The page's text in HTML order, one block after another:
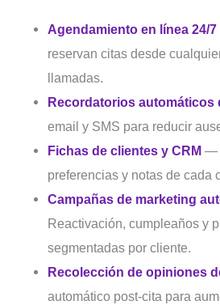
Agendamiento en línea 24/7
reservan citas desde
llamadas.
Recordatorios automáticos
email y SMS para reducir
Fichas de clientes y CRM —
preferencias y notas de cada
Campañas de marketing
Reactivación, cumpleaños y
segmentadas por cliente.
Recolección de opiniones
automático post-cita para